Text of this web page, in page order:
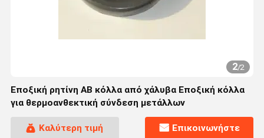
2/2
Εποξική ρητίνη AB κόλλα από χάλυβα Εποξική κόλλα
για θερμοανθεκτική σύνδεση μετάλλων
Καλύτερη τιμή Επικοινωνήστε